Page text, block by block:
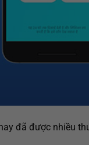
đã được nhiều